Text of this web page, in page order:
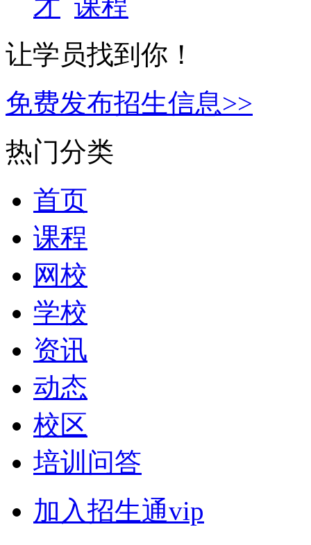
让学员找到你！
免费发布招生信息>>
热门分类
首页
课程
网校
学校
资讯
动态
校区
培训问答
加入招生通vip